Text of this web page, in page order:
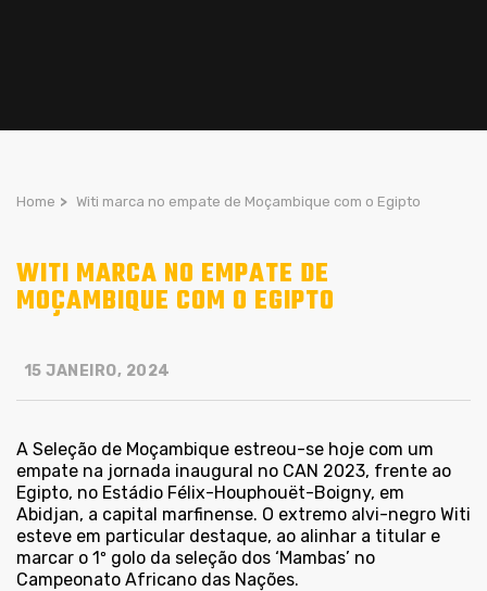
Home > Witi marca no empate de Moçambique com o Egipto
WITI MARCA NO EMPATE DE
MOÇAMBIQUE COM O EGIPTO
15 JANEIRO, 2024
A Seleção de Moçambique estreou-se hoje com um
empate na jornada inaugural no CAN 2023, frente ao
Egipto, no Estádio Félix-Houphouët-Boigny, em
Abidjan, a capital marfinense. O extremo alvi-negro Witi
esteve em particular destaque, ao alinhar a titular e
marcar o 1º golo da seleção dos ‘Mambas’ no
Campeonato Africano das Nações.